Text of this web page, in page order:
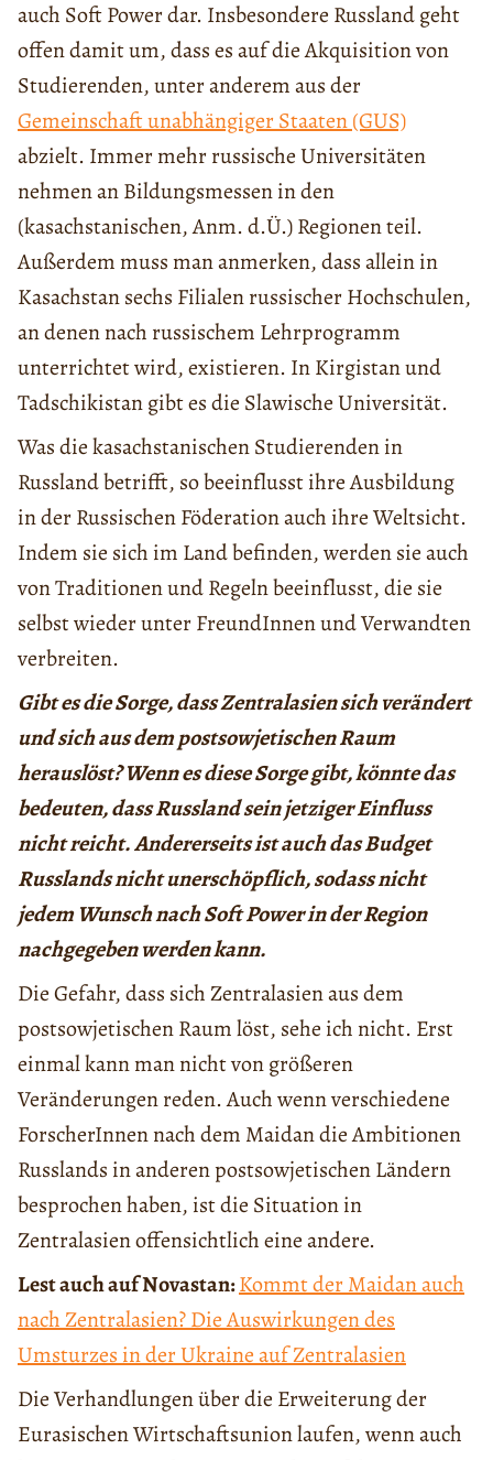
auch Soft Power dar. Insbesondere Russland geht
offen damit um, dass es auf die Akquisition von
Studierenden, unter anderem aus der
Gemeinschaft unabhängiger Staaten (GUS)
abzielt. Immer mehr russische Universitäten
nehmen an Bildungsmessen in den
(kasachstanischen, Anm. d.Ü.) Regionen teil.
Außerdem muss man anmerken, dass allein in
Kasachstan sechs Filialen russischer Hochschulen,
an denen nach russischem Lehrprogramm
unterrichtet wird, existieren. In Kirgistan und
Tadschikistan gibt es die Slawische Universität.
Was die kasachstanischen Studierenden in
Russland betrifft, so beeinflusst ihre Ausbildung
in der Russischen Föderation auch ihre Weltsicht.
Indem sie sich im Land befinden, werden sie auch
von Traditionen und Regeln beeinflusst, die sie
selbst wieder unter FreundInnen und Verwandten
verbreiten.
Gibt es die Sorge, dass Zentralasien sich verändert
und sich aus dem postsowjetischen Raum
herauslöst? Wenn es diese Sorge gibt, könnte das
bedeuten, dass Russland sein jetziger Einfluss
nicht reicht. Andererseits ist auch das Budget
Russlands nicht unerschöpflich, sodass nicht
jedem Wunsch nach Soft Power in der Region
nachgegeben werden kann.
Die Gefahr, dass sich Zentralasien aus dem
postsowjetischen Raum löst, sehe ich nicht. Erst
einmal kann man nicht von größeren
Veränderungen reden. Auch wenn verschiedene
ForscherInnen nach dem Maidan die Ambitionen
Russlands in anderen postsowjetischen Ländern
besprochen haben, ist die Situation in
Zentralasien offensichtlich eine andere.
Lest auch auf Novastan:Kommt der Maidan auch
nach Zentralasien? Die Auswirkungen des
Umsturzes in der Ukraine auf Zentralasien
Die Verhandlungen über die Erweiterung der
Eurasischen Wirtschaftsunion laufen, wenn auch